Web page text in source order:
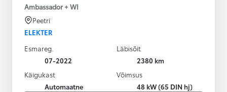
Ambassador + WI
Peetri
ELEKTER
Esmareg.
07-2022
Läbisõit
2380 km
Käigukast
Automaatne
Võimsus
48 kW (65 DIN hj)